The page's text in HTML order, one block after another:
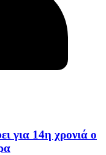
για 14η χρονιά ο